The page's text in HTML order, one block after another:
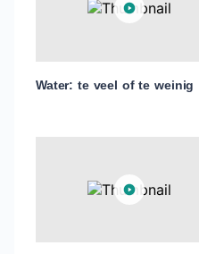
Water: te veel of te weinig